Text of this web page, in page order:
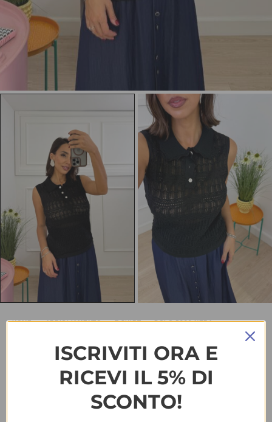
HOME ABBIGLIAMENTO T-SHIRT POLO 5239 NERA
Polo 5239 nera
€25.00
15.00
ISCRIVITI ORA E
RICEVI IL 5% DI
SCONTO!